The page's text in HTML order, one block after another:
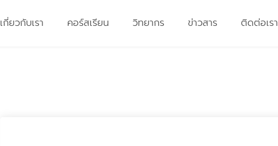
เกี่ยวกับเรา คอร์สเรียน วิทยากร ข่าวสาร ติดต่อเรา